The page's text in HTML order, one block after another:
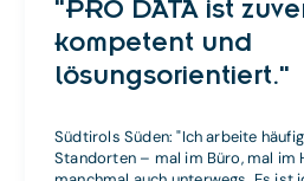
"PRO DATA ist
kompetent und
lösungsorientiert."
Südtirols Süden: "Ich arbeite
Standorten – mal im Büro, mal im